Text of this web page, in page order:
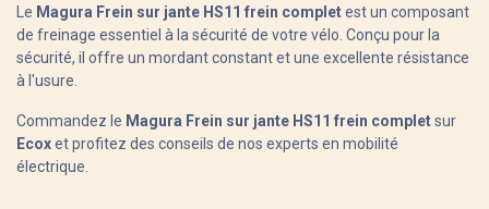
Le Magura Frein sur jante HS11 frein completest un composant
de freinage essentiel à la sécurité de votre vélo. Conçu pour la
sécurité, il offre un mordant constant et une excellente résistance
à l'usure.
Commandez le Magura Frein sur jante HS11 frein completsur
Ecoxet profitez des conseils de nos experts en mobilité
électrique.